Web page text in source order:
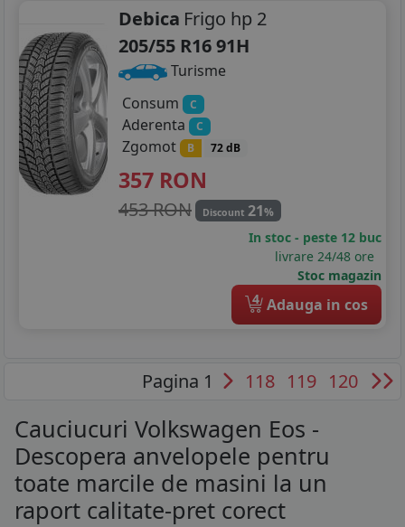
Debica Frigo hp 2
205/55 R16 91H
Turisme
Consum
C
Aderenta C
Zgomot B 72 dB
357 RON
453 RON Discount 21%
In stoc - peste 12 buc
livrare 24/48 ore
Stoc magazin
4 Adauga in cos
Pagina 1 118 119 120
Cauciucuri Volkswagen Eos -
Descopera anvelopele pentru
toate marcile de masini la un
raport calitate-pret corect